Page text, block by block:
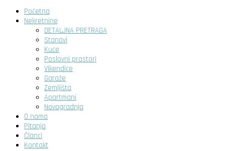
Početna
Nekretnine
DETALJNA PRETRAGA
Stanovi
Kuće
Poslovni prostori
Vikendice
Garaže
Zemljišta
Apartmani
Novogradnja
O nama
Pitanja
Članci
Kontakt